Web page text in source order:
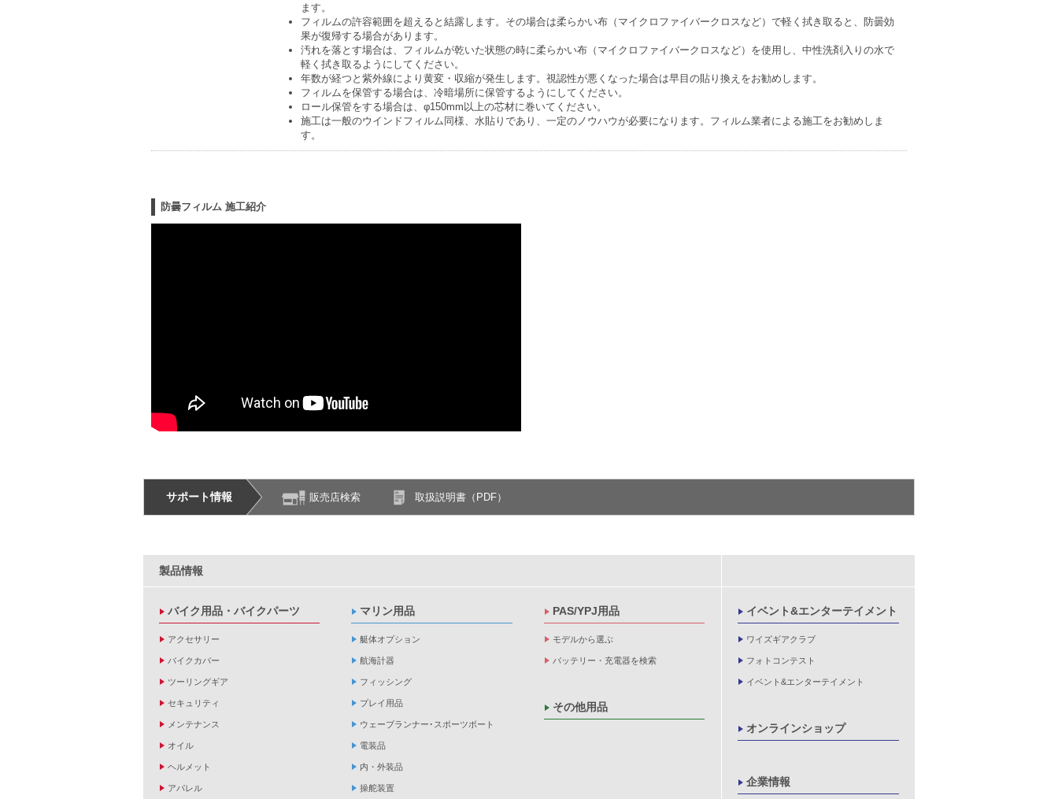
ます。
フィルムの許容範囲を超えると結露します。その場合は柔らかい布（マイクロファイバークロスなど）で軽く拭き取ると、防曇効
果が復帰する場合があります。
汚れを落とす場合は、フィルムが乾いた状態の時に柔らかい布（マイクロファイバークロスなど）を使用し、中性洗剤入りの水で
軽く拭き取るようにしてください。
年数が経つと紫外線により黄変・収縮が発生します。視認性が悪くなった場合は早目の貼り換えをお勧めします。
フィルムを保管する場合は、冷暗場所に保管するようにしてください。
ロール保管をする場合は、φ150mm以上の芯材に巻いてください。
施工は一般のウインドフィルム同様、水貼りであり、一定のノウハウが必要になります。フィルム業者による施工をお勧めしま
す。
防曇フィルム 施工紹介
サポート情報 販売店検索 取扱説明書（PDF）
製品情報
バイク用品・バイクパーツ
アクセサリー
バイクカバー
ツーリングギア
セキュリティ
メンテナンス
オイル
ヘルメット
アパレル
マリン用品
艇体オプション
航海計器
フィッシング
プレイ用品
ウェーブランナー･スポーツボート
電装品
内・外装品
操舵装置
PAS/YPJ用品
モデルから選ぶ
バッテリー・充電器を検索
その他用品
イベント&エンターテイメント
ワイズギアクラブ
フォトコンテスト
イベント&エンターテイメント
オンラインショップ
企業情報